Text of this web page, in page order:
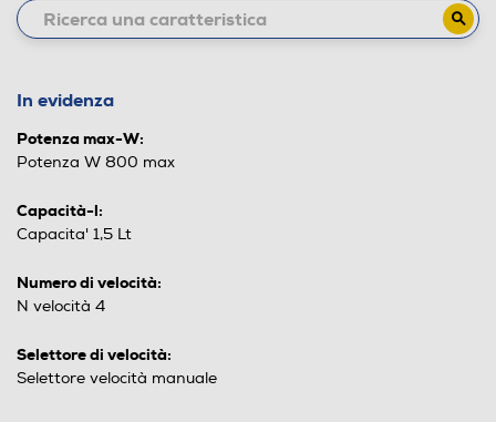
In evidenza
Potenza max-W:
Potenza W 800 max
Capacità-l:
Capacita' 1,5 Lt
Numero di velocità:
N velocità 4
Selettore di velocità:
Selettore velocità manuale